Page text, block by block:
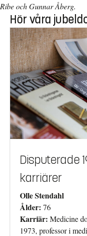
Ribe och Gunnar Åberg.
Hör våra
Disputerade
karriärer
Olle Stendahl
Ålder: 76
Karriär: Medicine
1973, professor i